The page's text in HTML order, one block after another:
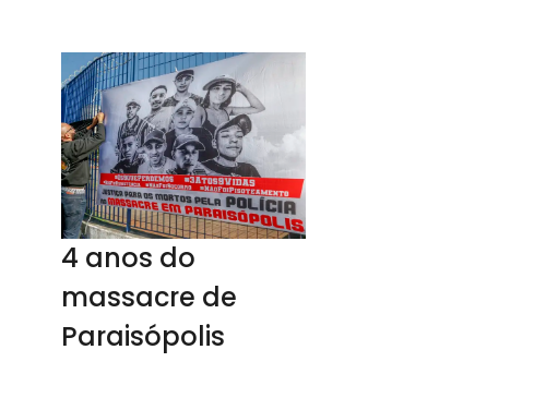
próximo ano
4 anos do
massacre de
Paraisópolis